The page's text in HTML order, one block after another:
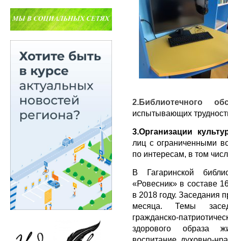
2.Библиотечного
испытывающих
3.Организации
лиц с ограниченными
по интересам, в том
В Гагаринской
«Ровесник» в составе
в 2018 году. Заседания
месяца. Темы
гражданско-
здорового образа